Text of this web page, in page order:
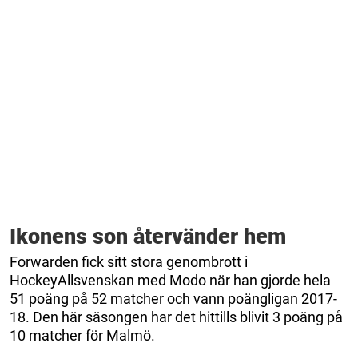
Ikonens son återvänder hem
Forwarden fick sitt stora genombrott i
HockeyAllsvenskan med Modo när han gjorde hela
51 poäng på 52 matcher och vann poängligan 2017-
18. Den här säsongen har det hittills blivit 3 poäng på
10 matcher för Malmö.